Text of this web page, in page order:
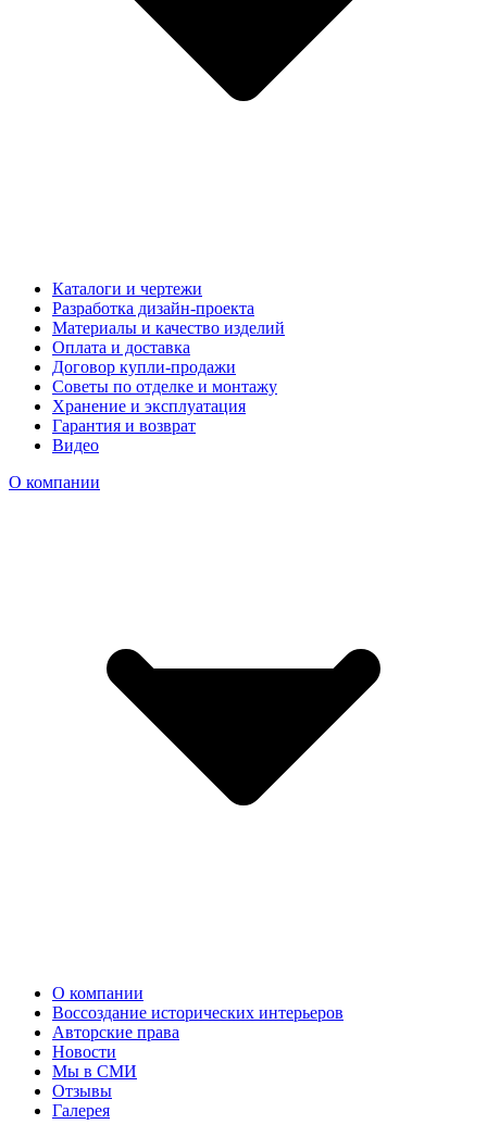
Каталоги и чертежи
Разработка дизайн-проекта
Материалы и качество изделий
Оплата и доставка
Договор купли-продажи
Советы по отделке и монтажу
Хранение и эксплуатация
Гарантия и возврат
Видео
О компании
О компании
Воссоздание исторических интерьеров
Авторские права
Новости
Мы в СМИ
Отзывы
Галерея